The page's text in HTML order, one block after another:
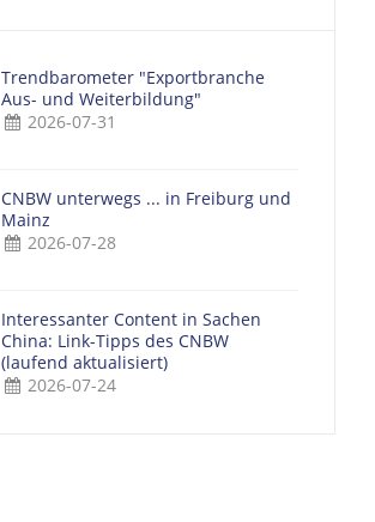
Trendbarometer "Exportbranche
Aus- und Weiterbildung"
2026-07-31
CNBW unterwegs ... in Freiburg und
Mainz
2026-07-28
Interessanter Content in Sachen
China: Link-Tipps des CNBW
(laufend aktualisiert)
2026-07-24